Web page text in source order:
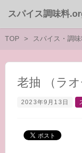
スパイス調味料
TOP スパイス・調
老抽 （ラオ
2023年9月13日